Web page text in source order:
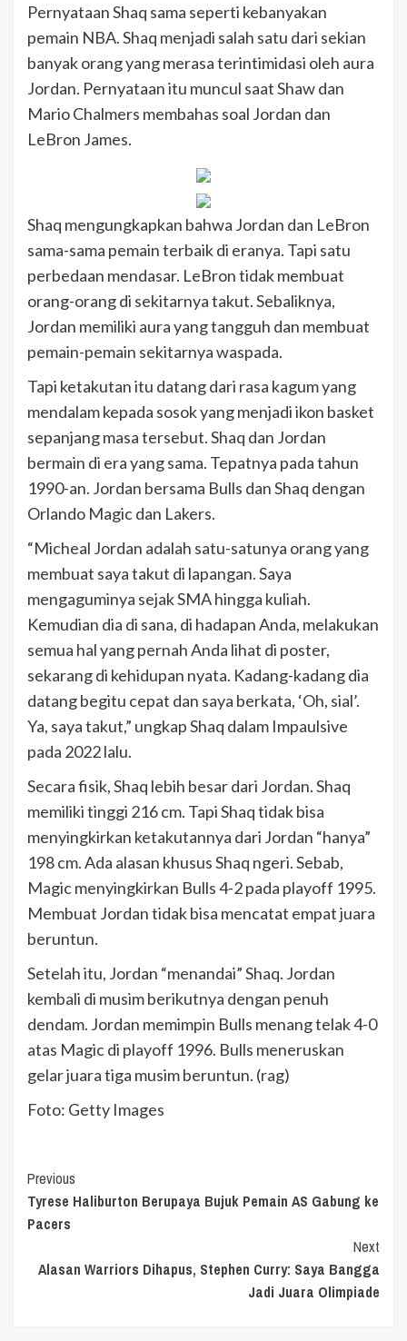
Pernyataan Shaq sama seperti kebanyakan
pemain NBA. Shaq menjadi salah satu dari sekian
banyak orang yang merasa terintimidasi oleh aura
Jordan. Pernyataan itu muncul saat Shaw dan
Mario Chalmers membahas soal Jordan dan
LeBron James.
Shaq mengungkapkan bahwa Jordan dan LeBron
sama-sama pemain terbaik di eranya. Tapi satu
perbedaan mendasar. LeBron tidak membuat
orang-orang di sekitarnya takut. Sebaliknya,
Jordan memiliki aura yang tangguh dan membuat
pemain-pemain sekitarnya waspada.
Tapi ketakutan itu datang dari rasa kagum yang
mendalam kepada sosok yang menjadi ikon basket
sepanjang masa tersebut. Shaq dan Jordan
bermain di era yang sama. Tepatnya pada tahun
1990-an. Jordan bersama Bulls dan Shaq dengan
Orlando Magic dan Lakers.
“Micheal Jordan adalah satu-satunya orang yang
membuat saya takut di lapangan. Saya
mengaguminya sejak SMA hingga kuliah.
Kemudian dia di sana, di hadapan Anda, melakukan
semua hal yang pernah Anda lihat di poster,
sekarang di kehidupan nyata. Kadang-kadang dia
datang begitu cepat dan saya berkata, ‘Oh, sial’.
Ya, saya takut,” ungkap Shaq dalam Impaulsive
pada 2022 lalu.
Secara fisik, Shaq lebih besar dari Jordan. Shaq
memiliki tinggi 216 cm. Tapi Shaq tidak bisa
menyingkirkan ketakutannya dari Jordan “hanya”
198 cm. Ada alasan khusus Shaq ngeri. Sebab,
Magic menyingkirkan Bulls 4-2 pada playoff 1995.
Membuat Jordan tidak bisa mencatat empat juara
beruntun.
Setelah itu, Jordan “menandai” Shaq. Jordan
kembali di musim berikutnya dengan penuh
dendam. Jordan memimpin Bulls menang telak 4-0
atas Magic di playoff 1996. Bulls meneruskan
gelar juara tiga musim beruntun. (rag)
Foto: Getty Images
Continue
Reading
Previous
Tyrese Haliburton Berupaya Bujuk Pemain AS Gabung ke
Pacers
Next
Alasan Warriors Dihapus, Stephen Curry: Saya Bangga
Jadi Juara Olimpiade